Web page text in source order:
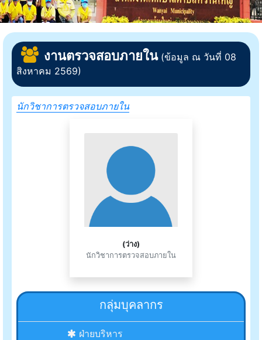
งานตรวจสอบภายใน (ข้อมูล ณ วันที่ 08
สิงหาคม 2569)
นักวิชาการตรวจสอบภายใน
(ว่าง)
นักวิชาการตรวจสอบภายใน
กลุ่มบุคลากร
ฝ่ายบริหาร